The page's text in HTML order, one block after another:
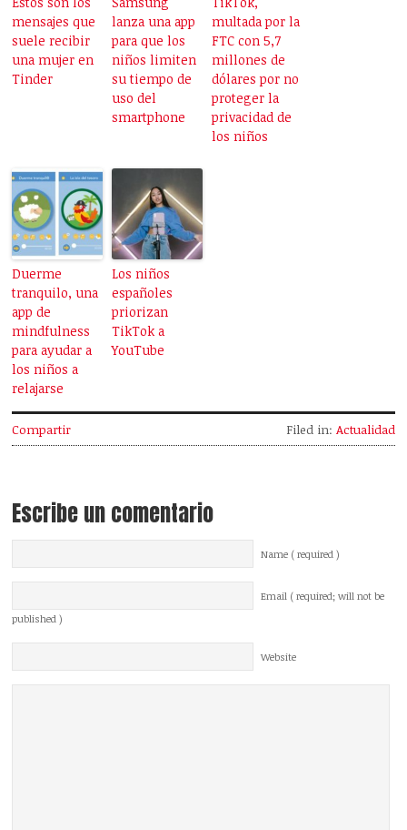
mensajes que
suele recibir
una mujer en
Tinder
lanza una app
para que los
niños limiten
su tiempo de
uso del
smartphone
multada por la
FTC con 5,7
millones de
dólares por no
proteger la
privacidad de
los niños
Duerme
tranquilo, una
app de
mindfulness
para ayudar a
los niños a
relajarse
Los niños
españoles
priorizan
TikTok a
YouTube
Compartir Filed in: Actualidad
Escribe un comentario
Name ( required )
Email ( required; will not be
published )
Website